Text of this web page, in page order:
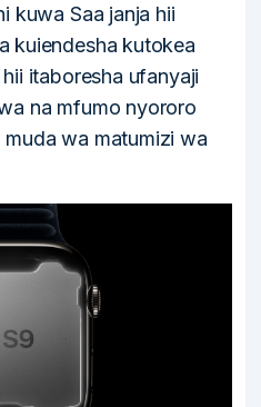
kuwa Saa janja hii
kuiendesha kutokea
itaboresha ufanyaji
na mfumo nyororo
wa matumizi wa